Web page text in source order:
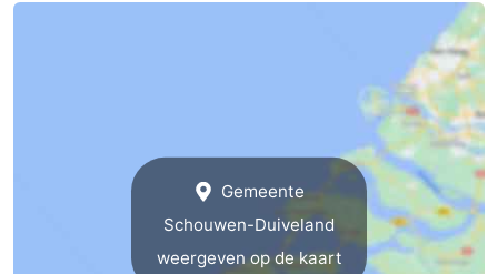
Gemeente
Schouwen-Duiveland
weergeven op de kaart